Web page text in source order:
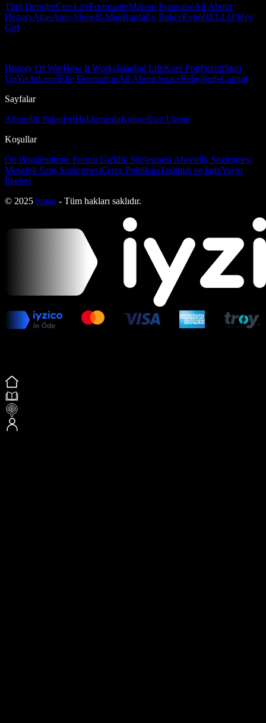
Tüm DergilerCeo LifeFormsanteMaison FrançaiseAll About
HistoryAtlasAuto ShowB-MagBurdaEv BahçeEvimHELLO!Hey
Girl
History Of WarHow It Worksİstanbul LifeKore PopPozitifStart
UpYachtLevelElle DecorationAll About SpaceBebeğimleCapital
Sayfalar
Abonelik PaketleriHakkımızdaKünyeBize Ulaşın
Koşullar
Ön Bilgilendirme Formu Gizlilik Sözleşmesi Abonelik Sözleşmesi
Mesafeli Satış SözleşmesiÇerez PolitikasıTeslimat ve İadeYayın
İlkeleri
© 2025 bmag - Tüm hakları saklıdır.